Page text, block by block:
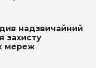
надзвичайний
захисту
мереж